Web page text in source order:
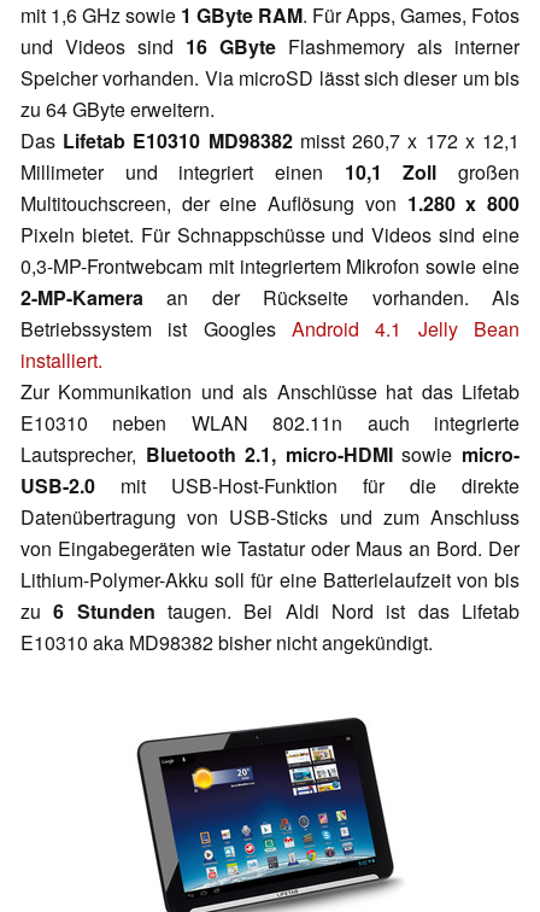
mit 1,6 GHz sowie 1 GByte RAM. Für Apps, Games, Fotos
und Videos sind 16 GByte Flashmemory als interner
Speicher vorhanden. Via microSD lässt sich dieser um bis
zu 64 GByte erweitern.
Das Lifetab E10310 MD98382misst 260,7 x 172 x 12,1
Millimeter und integriert einen 10,1 Zoll großen
Multitouchscreen, der eine Auflösung von 1.280 x 800
Pixeln bietet. Für Schnappschüsse und Videos sind eine
0,3-MP-Frontwebcam mit integriertem Mikrofon sowie eine
2-MP-Kamera an der Rückseite vorhanden. Als
Betriebssystem ist Googles Android 4.1 Jelly Bean
installiert.
Zur Kommunikation und als Anschlüsse hat das Lifetab
E10310 neben WLAN 802.11n auch integrierte
Lautsprecher, Bluetooth 2.1, micro-HDMIsowie micro-
USB-2.0 mit USB-Host-Funktion für die direkte
Datenübertragung von USB-Sticks und zum Anschluss
von Eingabegeräten wie Tastatur oder Maus an Bord. Der
Lithium-Polymer-Akku soll für eine Batterielaufzeit von bis
zu6 Stunden taugen. Bei Aldi Nord ist das Lifetab
E10310 aka MD98382 bisher nicht angekündigt.